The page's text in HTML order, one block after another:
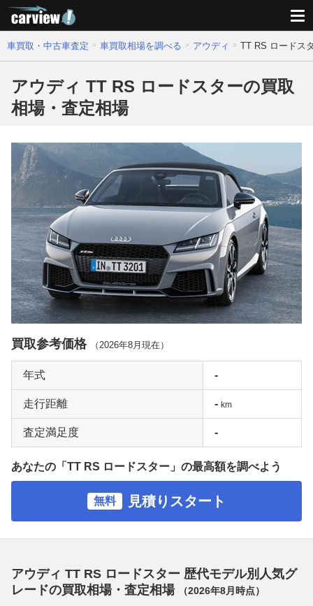
車買取・中古車査定 車買取相場を調べる アウディ TT RS ロードス
アウディ TT RS ロードスターの買取
相場・査定相場
買取参考価格 （ 2026年8月 現在）
年式 -
走行距離 - km
査定満足度 -
あなたの「TT RS ロードスター」の最高額を調べよう
無料 見積りスタート
アウディ TT RS ロードスター 歴代モデル別人気グ
レードの買取相場・査定相場
（2026年8月 時点）